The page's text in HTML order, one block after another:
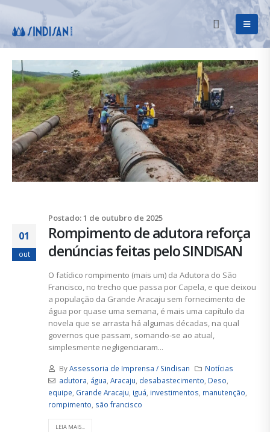
Postado: 1 de outubro de 2025
01
out
Rompimento de adutora reforça
denúncias feitas pelo SINDISAN
O fatídico rompimento (mais um) da Adutora do São
Francisco, no trecho que passa por Capela, e que deixou
a população da Grande Aracaju sem fornecimento de
água por quase uma semana, é mais uma capítulo da
novela que se arrasta há algumas décadas, na qual
governos que passam, somando-se ao atual,
simplesmente negligenciaram...
ByAssessoria de Imprensa / Sindisan
Notícias
adutora água Aracaju desabastecimento Deso
equipe Grande Aracaju iguá investimentos manutenção
rompimento são francisco
LEIA MAIS...